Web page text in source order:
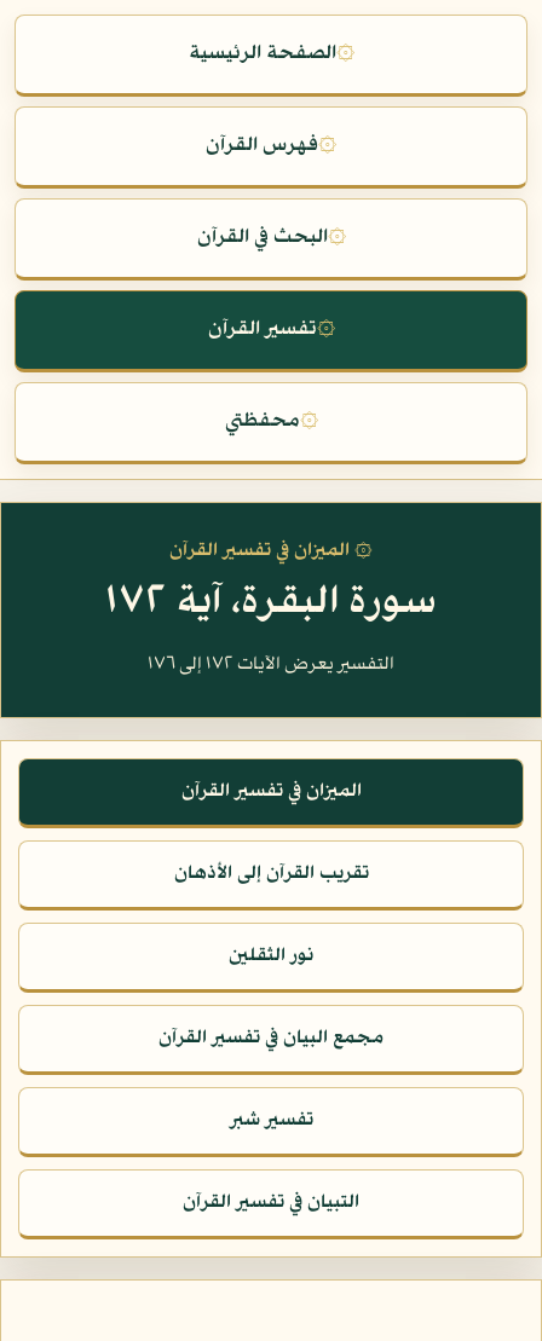
۞الصفحة الرئيسية
۞فهرس القرآن
۞البحث في القرآن
۞تفسير القرآن
۞محفظتي
۞ الميزان في تفسير القرآن
سورة البقرة، آية ١٧٢
التفسير يعرض الآيات ١٧٢ إلى ١٧٦
الميزان في تفسير القرآن
تقريب القرآن إلى الأذهان
نور الثقلين
مجمع البيان في تفسير القرآن
تفسير شبر
التبيان في تفسير القرآن